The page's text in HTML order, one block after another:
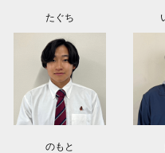
たぐち
のもと